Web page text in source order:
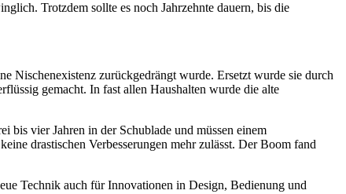
Trotzdem sollte es noch Jahrzehnte dauern, bis die
Nischenexistenz zurückgedrängt wurde. Ersetzt wurde sie durch
gemacht. In fast allen Haushalten wurde die alte
bis vier Jahren in der Schublade und müssen einem
drastischen Verbesserungen mehr zulässt. Der Boom fand
Technik auch für Innovationen in Design, Bedienung und